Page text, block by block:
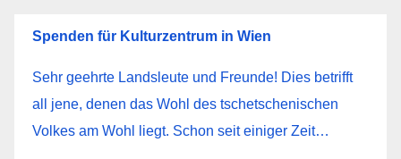
Spenden für Kulturzentrum in Wien
Sehr geehrte Landsleute und Freunde! Dies betrifft
all jene, denen das Wohl des tschetschenischen
Volkes am Wohl liegt. Schon seit einiger Zeit…